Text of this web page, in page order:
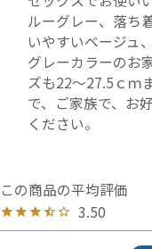
ルーグレー、落ち
いやすいベージュ
グレーカラーのお
ズも22～27.5ｃｍ
で、ご家族で、お
ください。
3.50